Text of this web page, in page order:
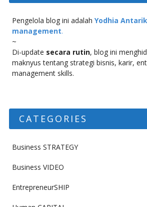
Pengelola blog ini adalah Yodhia
management.
~
Di-update secara rutin, blog ini
maknyus tentang strategi bisnis, karir,
management skills.
CATEGORIES
Business STRATEGY
Business VIDEO
EntrepreneurSHIP